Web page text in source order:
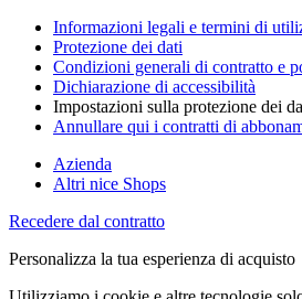
Informazioni legali e termini di
Protezione dei dati
Condizioni generali di contratto e
Dichiarazione di accessibilità
Impostazioni sulla protezione dei
Annullare qui i contratti di
Azienda
Altri nice Shops
Recedere dal contratto
Personalizza la tua esperienza di acquisto